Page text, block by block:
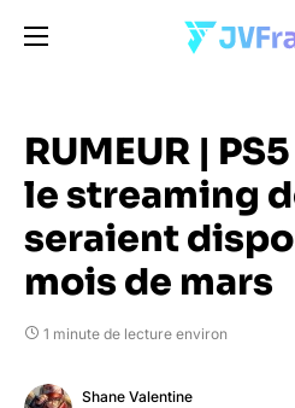
RUMEUR |
le streaming
seraient
mois de mars
1 minute de lecture environ
Shane Valentine